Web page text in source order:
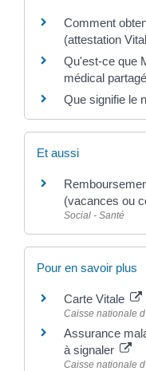
Comment
(attestation
Qu'est-ce que
médical
Que signifie le
Et aussi
(vacances ou
Social - Santé
Pour en savoir plus
Carte Vitale
Caisse nationale
Assurance
à signaler
Caisse nationale